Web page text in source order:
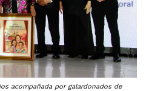
acompañada por galardonados de